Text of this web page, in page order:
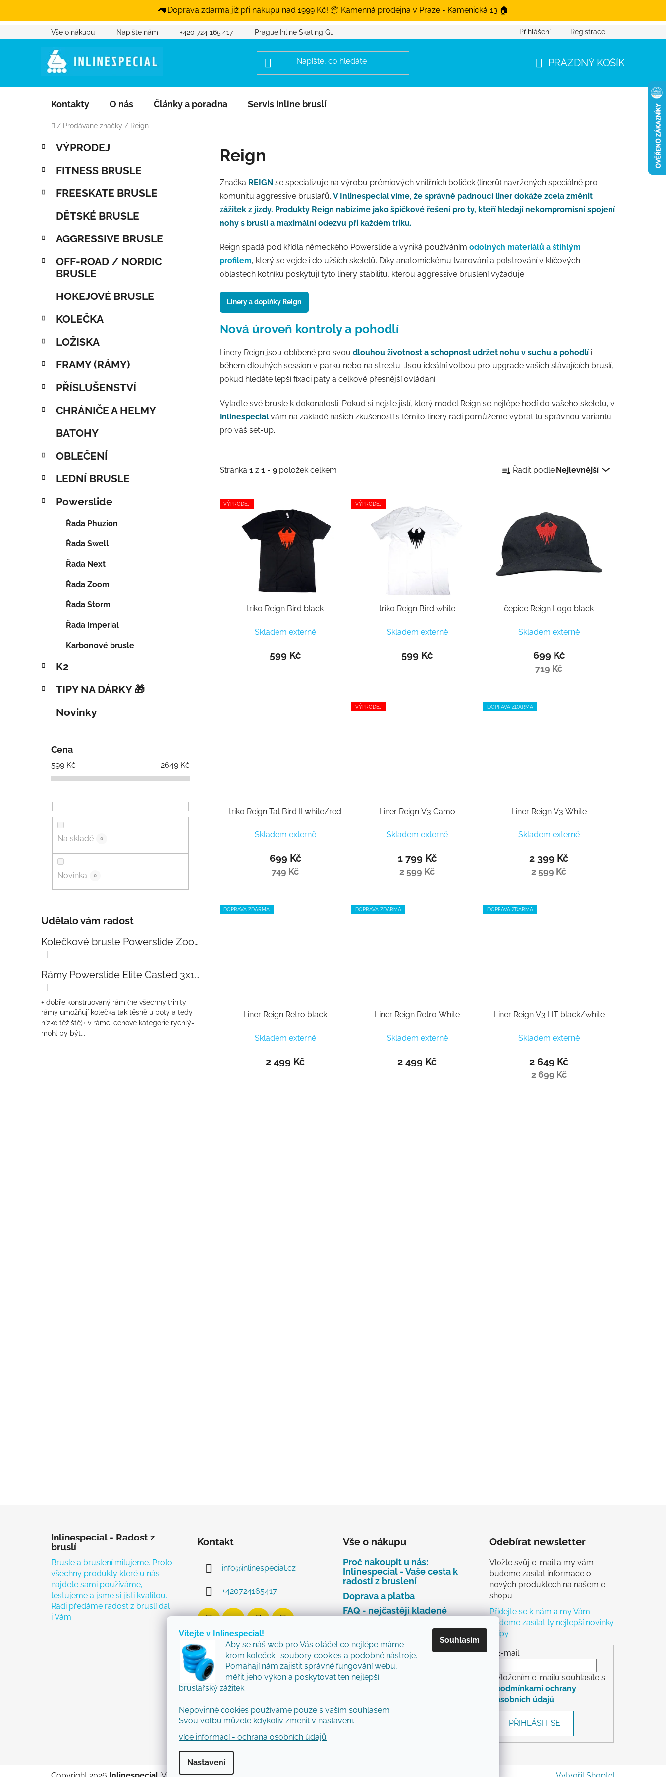
🚛 Doprava zdarma již při nákupu nad 1999 Kč! 📦 Kamenná prodejna v Praze - Kamenická 13 🏠
Vítejte v Inlinespecial!
Aby se náš web pro Vás otáčel co nejlépe máme
krom koleček i soubory cookies a podobné nástroje.
Pomáhají nám zajistit správné fungování webu,
měřit jeho výkon a poskytovat ten nejlepší
bruslařský zážitek.
Nepovinné cookies používáme pouze s vaším souhlasem.
Svou volbu můžete kdykoliv změnit v nastavení.
více informací - ochrana osobních údajů
Nastavení
Souhlasím
Přejít na obsah
Vše o nákupu Napište nám +420 724 165 417 Prague Inline Skating Guide Přihlášení Registrace
PRÁZDNÝ KOŠÍK
Kontakty O nás Články a poradna Servis inline bruslí
Domů
/ Prodávané značky / Reign
Postranní panel
Přeskočit kategorie
Kategorie
VÝPRODEJ
FITNESS BRUSLE
FREESKATE BRUSLE
DĚTSKÉ BRUSLE
AGGRESSIVE BRUSLE
OFF-ROAD / NORDIC
BRUSLE
HOKEJOVÉ BRUSLE
KOLEČKA
LOŽISKA
FRAMY (RÁMY)
PŘÍSLUŠENSTVÍ
CHRÁNIČE A HELMY
BATOHY
OBLEČENÍ
LEDNÍ BRUSLE
Powerslide
Řada Phuzion
Řada Swell
Řada Next
Řada Zoom
Řada Storm
Řada Imperial
Karbonové brusle
K2
TIPY NA DÁRKY 🎁
Novinky
Cena
599 Kč 2649 Kč
Na skladě 0
Novinka 0
Udělalo vám radost
Kolečkové brusle Powerslide Zoom Baby Blue 80
Hodnocení produktu je 5 z 5 hvězdiček.
|
Rámy Powerslide Elite Casted 3x110 Trinity 270mm
Hodnocení produktu je 4 z 5 hvězdiček.
|
+ dobře konstruovaný rám (ne všechny trinity
rámy umožňují kolečka tak těsně u boty a tedy
nízké těžiště)+ v rámci cenové kategorie rychlý-
mohl by být...
Reign
Značka REIGN se specializuje na výrobu prémiových vnitřních botiček (linerů) navržených speciálně pro
komunitu aggressive bruslařů. V Inlinespecial víme, že správně padnoucí liner dokáže zcela změnit
zážitek z jízdy. Produkty Reign nabízíme jako špičkové řešení pro ty, kteří hledají nekompromisní spojení
nohy s bruslí a maximální odezvu při každém triku.
Reign spadá pod křídla německého Powerslide a vyniká používáním odolných materiálů a štíhlým
profilem, který se vejde i do užších skeletů. Díky anatomickému tvarování a polstrování v klíčových
oblastech kotníku poskytují tyto linery stabilitu, kterou aggressive bruslení vyžaduje.
Linery a doplňky Reign
Nová úroveň kontroly a pohodlí
Linery Reign jsou oblíbené pro svou dlouhou životnost a schopnost udržet nohu v suchu a pohodlí i
během dlouhých session v parku nebo na streetu. Jsou ideální volbou pro upgrade vašich stávajících bruslí,
pokud hledáte lepší fixaci paty a celkově přesnější ovládání.
Vylaďte své brusle k dokonalosti. Pokud si nejste jistí, který model Reign se nejlépe hodí do vašeho skeletu, v
Inlinespecial vám na základě našich zkušeností s těmito linery rádi pomůžeme vybrat tu správnou variantu
pro váš set-up.
Stránka 1 z 1 - 9 položek celkem
Řazení produktů
Řadit podle:Nejlevnější
Výpis produktů
VÝPRODEJ
triko Reign Bird black
Skladem externě
599 Kč
VÝPRODEJ
triko Reign Bird white
Skladem externě
599 Kč
čepice Reign Logo black
Skladem externě
699 Kč
719 Kč
triko Reign Tat Bird II white/red
Skladem externě
699 Kč
749 Kč
VÝPRODEJ
Liner Reign V3 Camo
Skladem externě
1 799 Kč
2 599 Kč
DOPRAVA ZDARMA
Liner Reign V3 White
Skladem externě
2 399 Kč
2 599 Kč
DOPRAVA ZDARMA
Liner Reign Retro black
Skladem externě
2 499 Kč
DOPRAVA ZDARMA
Liner Reign Retro White
Skladem externě
2 499 Kč
DOPRAVA ZDARMA
Liner Reign V3 HT black/white
Skladem externě
2 649 Kč
2 699 Kč
Inlinespecial - Radost z
bruslí
Brusle a bruslení milujeme. Proto
všechny produkty které u nás
najdete sami používáme,
testujeme a jsme si jisti kvalitou.
Rádi předáme radost z bruslí dál
i Vám.
Kontakt
info@inlinespecial.cz
+420724165417
Vše o nákupu
Proč nakoupit u nás:
Inlinespecial - Vaše cesta k
radosti z bruslení
Doprava a platba
FAQ - nejčastěji kladené
dotazy
Najdete u nás tyto značky
Zásady ochrany osobních
údajů
Obchodní podmínky
nebo výměnu zboží
Odebírat newsletter
Vložte svůj e-mail a my vám
budeme zasílat informace o
nových produktech na našem e-
shopu.
Přidejte se k nám a my Vám
budeme zasílat ty nejlepší novinky
a tipy.
E-mail
Vložením e-mailu souhlasíte s
podmínkami ochrany
osobních údajů
PŘIHLÁSIT SE